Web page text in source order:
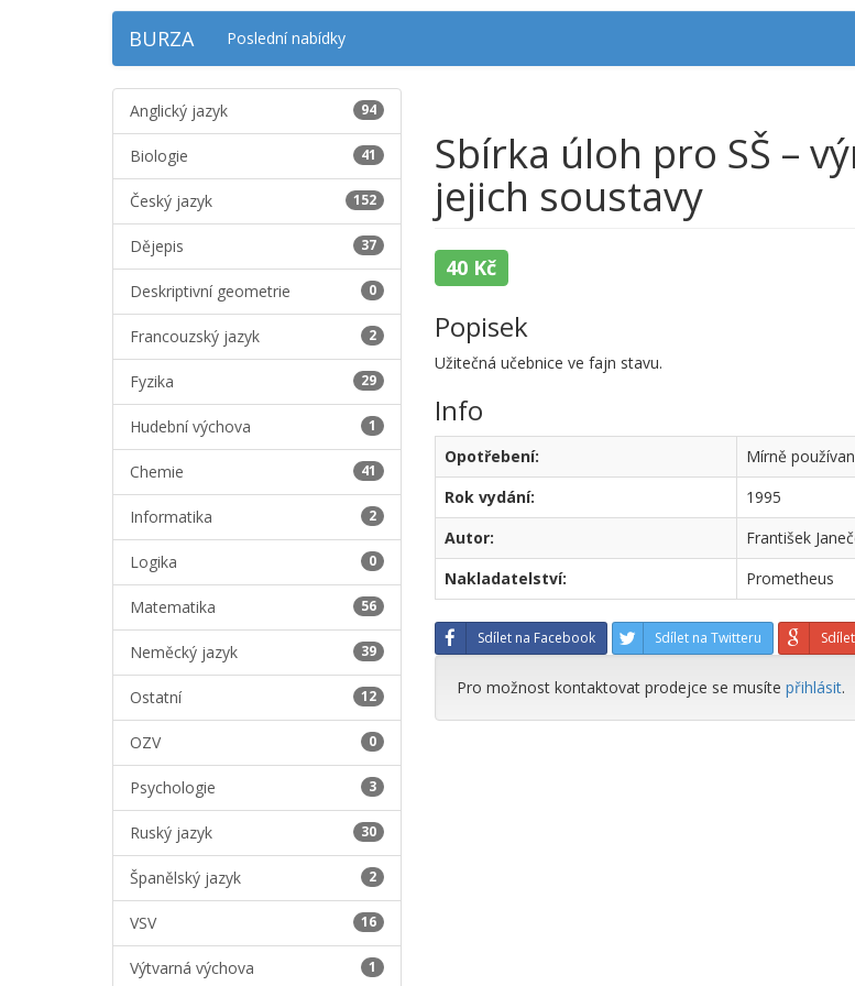
BURZA Poslední nabídky
Anglický jazyk 94
Biologie 41
Český jazyk 152
Dějepis 37
Deskriptivní geometrie 0
Francouzský jazyk 2
Fyzika 29
Hudební výchova 1
Chemie 41
Informatika 2
Logika 0
Matematika 56
Neměcký jazyk 39
Ostatní 12
OZV 0
Psychologie 3
Ruský jazyk 30
Španělský jazyk 2
VSV 16
Výtvarná výchova 1
Sbírka úloh pro SŠ –
jejich soustavy
40 Kč
Popisek
Užitečná učebnice ve fajn stavu.
Info
Opotřebení:
Mírně
Rok vydání:
1995
Autor:
František
Nakladatelství:
Prometheus
Sdílet na Facebook Sdílet na Twitteru
Pro možnost kontaktovat prodejce se musíte přihlásit.